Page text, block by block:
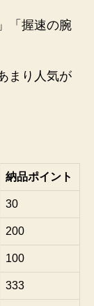
「握速の腕
まり人気が
納品ポイント
30
200
100
333